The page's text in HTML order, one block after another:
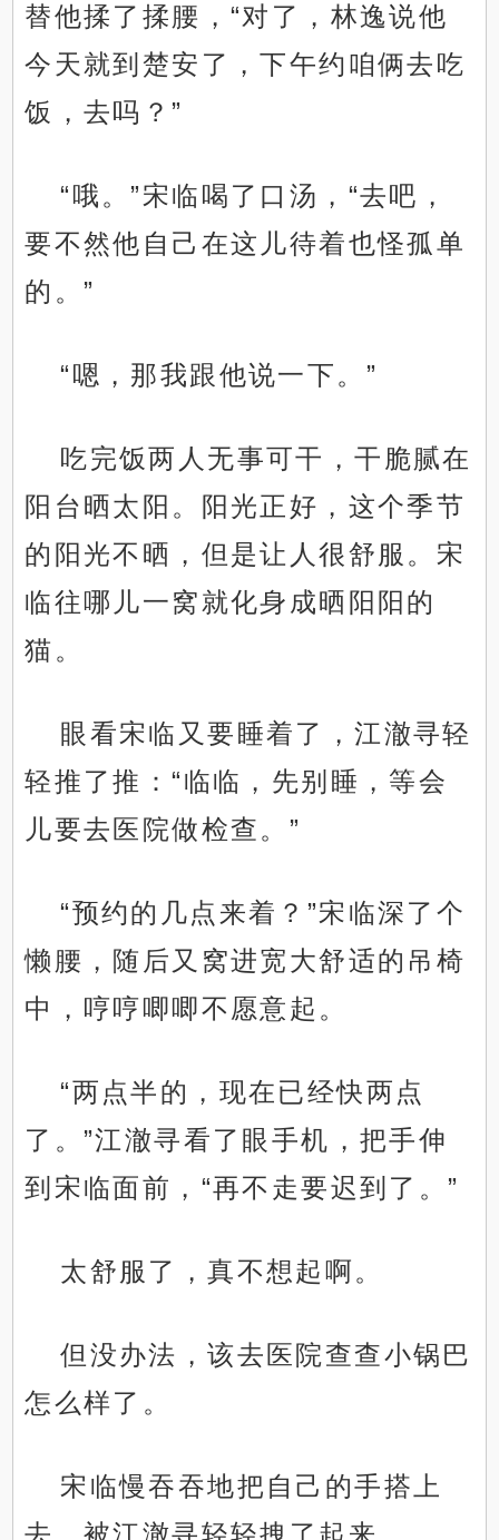
替他揉了揉腰，“对了，林逸说他
今天就到楚安了，下午约咱俩去吃
饭，去吗？”
“哦。”宋临喝了口汤，“去吧，
要不然他自己在这儿待着也怪孤单
的。”
“嗯，那我跟他说一下。”
吃完饭两人无事可干，干脆腻在
阳台晒太阳。阳光正好，这个季节
的阳光不晒，但是让人很舒服。宋
临往哪儿一窝就化身成晒阳阳的
猫。
眼看宋临又要睡着了，江澈寻轻
轻推了推：“临临，先别睡，等会
儿要去医院做检查。”
“预约的几点来着？”宋临深了个
懒腰，随后又窝进宽大舒适的吊椅
中，哼哼唧唧不愿意起。
“两点半的，现在已经快两点
了。”江澈寻看了眼手机，把手伸
到宋临面前，“再不走要迟到了。”
太舒服了，真不想起啊。
但没办法，该去医院查查小锅巴
怎么样了。
宋临慢吞吞地把自己的手搭上
去，被江澈寻轻轻拽了起来。